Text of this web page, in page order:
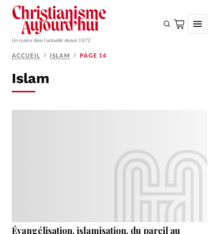
Un repère dans l'actualité depuis 1872
Monde
ACCUEIL ISLAM PAGE 14
Islam
Évangélisation, islamisation, du pareil au